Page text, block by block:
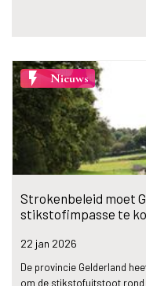
flash_on Nieuws
Strokenbeleid moet
stikstofimpasse te
22 jan 2026
De provincie Gelderland
om de stikstofuitstoot